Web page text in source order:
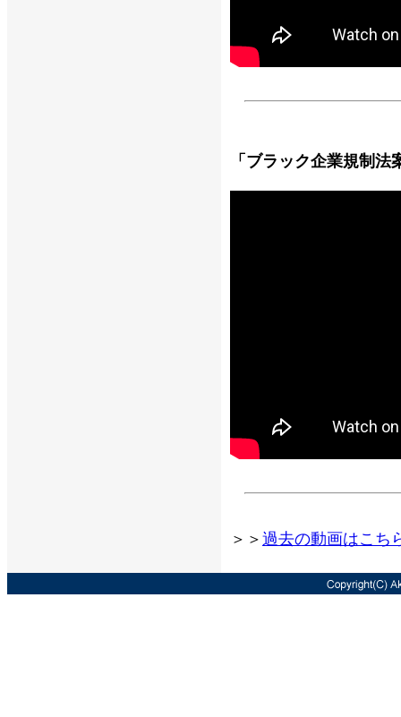
「ブラック企業規制
＞＞ 過去の動画はこち